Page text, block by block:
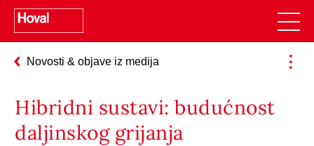
Novosti & objave iz medija
Hibridni sustavi: budućnost
daljinskog grijanja